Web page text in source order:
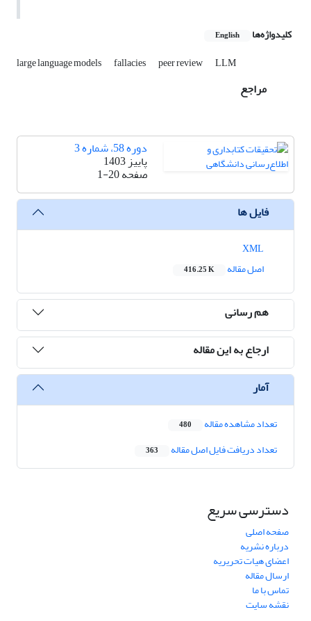
کلیدواژه‌ها English
large language models fallacies peer review LLM
مراجع
دوره 58، شماره 3
پاییز 1403
صفحه1-20
فایل ها
اصل مقاله
416.25 K
هم رسانی
ارجاع به این مقاله
آمار
تعداد مشاهده مقاله 480
تعداد دریافت فایل اصل مقاله 363
دسترسی سریع
صفحه اصلی
درباره نشریه
اعضای هیات تحریریه
ارسال مقاله
تماس با ما
نقشه سایت